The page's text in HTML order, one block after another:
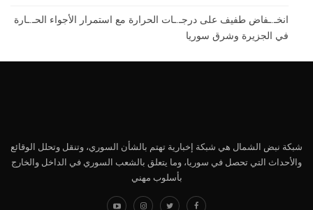
انخـ.ـفاض طفيف على درجـ.ـات الحرارة مع استمرار الأجواء الحـ.ـارة
في الجزيرة وشرق سوريا
شبكة نبض الشمال هي شبكة إخبارية تهتم بالشأن السوري، وتنقل وتحلل الوقائع
والأحداث التي تحصل في سوريا، وما يتعلق بالشعب السوري في الداخل والخارج
بأسلوب مهني